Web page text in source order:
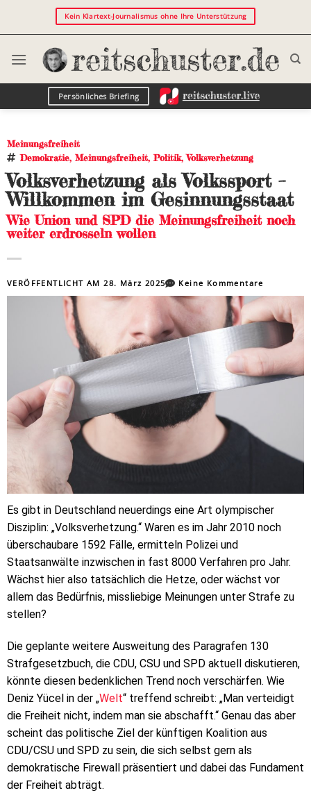
Kein Klartext-Journalismus ohne Ihre Unterstützung
Persönliches Briefing
Meinungsfreiheit
Demokratie, Meinungsfreiheit,Politik,Volksverhetzung
Volksverhetzung als Volkssport –
Willkommen im Gesinnungsstaat
Wie Union und SPD die Meinungsfreiheit noch
weiter erdrosseln wollen
VERÖFFENTLICHT AM28. März 2025 Keine Kommentare
Es gibt in Deutschland neuerdings eine Art olympischer
Disziplin: „Volksverhetzung.“ Waren es im Jahr 2010 noch
überschaubare 1592 Fälle, ermitteln Polizei und
Staatsanwälte inzwischen in fast 8000 Verfahren pro Jahr.
Wächst hier also tatsächlich die Hetze, oder wächst vor
allem das Bedürfnis, missliebige Meinungen unter Strafe zu
stellen?
Die geplante weitere Ausweitung des Paragrafen 130
Strafgesetzbuch, die CDU, CSU und SPD aktuell diskutieren,
könnte diesen bedenklichen Trend noch verschärfen. Wie
Deniz Yücel in der „Welt“ treffend schreibt: „Man verteidigt
die Freiheit nicht, indem man sie abschafft.“ Genau das aber
scheint das politische Ziel der künftigen Koalition aus
CDU/CSU und SPD zu sein, die sich selbst gern als
demokratische Firewall präsentiert und dabei das Fundament
der Freiheit abträgt.